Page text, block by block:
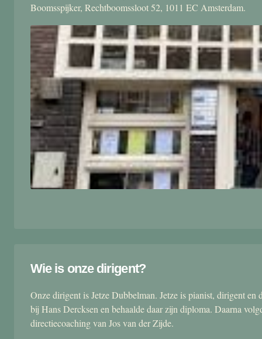
Boomsspijker, Rechtboomssloot 52, 1011 EC Amsterdam.
Wie is onze dirigent?
Onze dirigent is Jetze Dubbelman. Jetze is pianist, dirigent
bij Hans Dercksen en behaalde daar zijn diploma. Daarna
directiecoaching van Jos van der Zijde.